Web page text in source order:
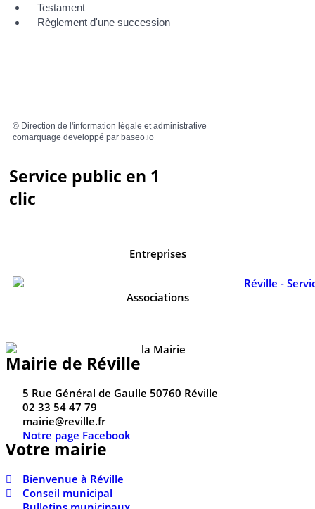
Testament
Règlement d'une succession
© Direction de l'information légale et administrative
comarquage developpé par baseo.io
Service public en 1
clic
Entreprises
Associations
Mairie de Réville
5 Rue Général de Gaulle 50760 Réville
02 33 54 47 79
mairie@reville.fr
Notre page Facebook
Votre mairie
Bienvenue à Réville
Conseil municipal